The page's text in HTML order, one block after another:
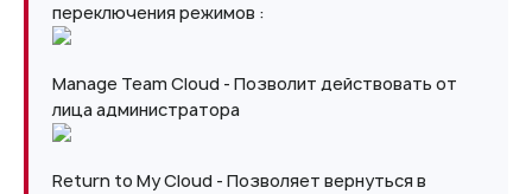
переключения режимов :
Manage Team Cloud - Позволит действовать от
лица администратора
Return to My Cloud - Позволяет вернуться в